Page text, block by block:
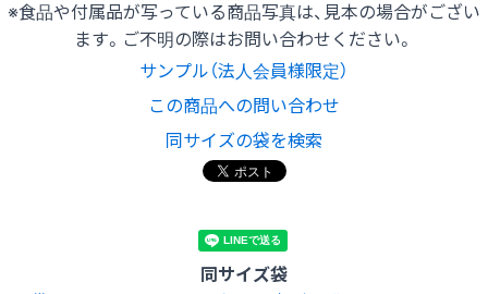
※食品や付属品が写っている商品写真は、見本の場合がござい
ます。ご不明の際はお問い合わせください。
サンプル（法人会員様限定）
この商品への問い合わせ
同サイズの袋を検索
同サイズ袋